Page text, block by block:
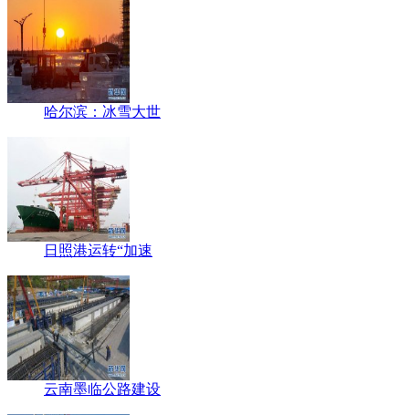
哈尔滨：冰雪大世
日照港运转“加速
云南墨临公路建设